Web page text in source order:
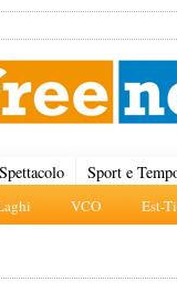
VCO Est-
Sport e